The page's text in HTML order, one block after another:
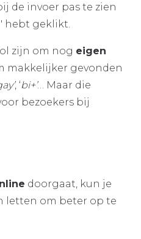
de invoer pas te zien
hebt geklikt.
zijn om nog eigen
makkelijker gevonden
, ‘bi+’… Maar die
bezoekers bij
doorgaat, kun je
letten om beter op te